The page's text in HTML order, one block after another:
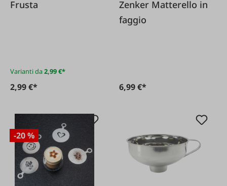
Frusta
Varianti da2,99 €*
2,99 €*
Zenker Matterello in
faggio
6,99 €*
-20 %